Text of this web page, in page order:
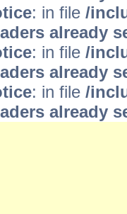
: in file /
already
: in file /
already
: in file /
already